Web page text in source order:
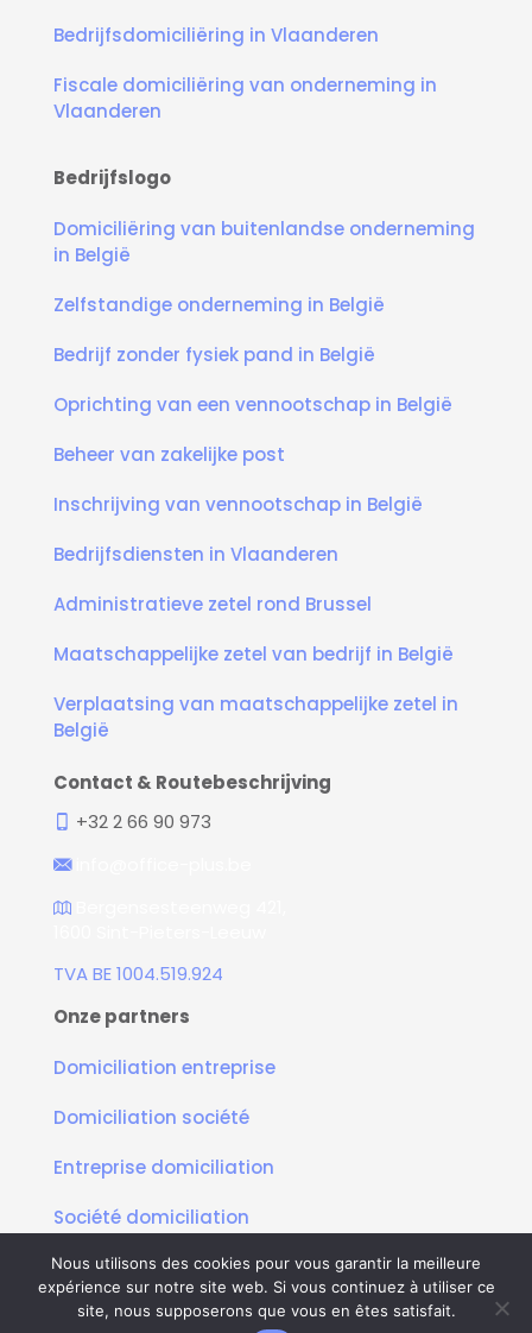
Bedrijfsdomiciliëring in Vlaanderen
Fiscale domiciliëring van onderneming in
Vlaanderen
Bedrijfslogo
Domiciliëring van buitenlandse onderneming
in België
Zelfstandige onderneming in België
Bedrijf zonder fysiek pand in België
Oprichting van een vennootschap in België
Beheer van zakelijke post
Inschrijving van vennootschap in België
Bedrijfsdiensten in Vlaanderen
Administratieve zetel rond Brussel
Maatschappelijke zetel van bedrijf in België
Verplaatsing van maatschappelijke zetel in
België
Contact & Routebeschrijving
+32 2 66 90 973
info@office-plus.be
TVA BE 1004.519.924
Onze partners
Domiciliation entreprise
Domiciliation société
Entreprise domiciliation
Société domiciliation
Algemene voorwaarden| AVG – Privacybeleid
Copyright © 2010 - 2026OfficePlus.Alle rechten
Nous utilisons des cookies pour vous garantir la meilleure
expérience sur notre site web. Si vous continuez à utiliser ce
site, nous supposerons que vous en êtes satisfait.